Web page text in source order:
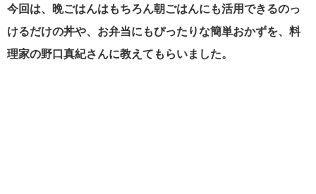
今回は、晩ごはんはもちろん朝ごはんにも活用できるのっ
けるだけの丼や、お弁当にもぴったりな簡単おかずを、料
理家の野口真紀さんに教えてもらいました。